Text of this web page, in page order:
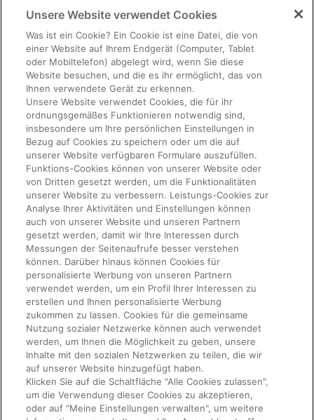
Unsere Website verwendet Cookies
Was ist ein Cookie? Ein Cookie ist eine Datei, die von
einer Website auf Ihrem Endgerät (Computer, Tablet
oder Mobiltelefon) abgelegt wird, wenn Sie diese
Website besuchen, und die es ihr ermöglicht, das von
Ihnen verwendete Gerät zu erkennen.
Unsere Website verwendet Cookies, die für ihr
ordnungsgemäßes Funktionieren notwendig sind,
insbesondere um Ihre persönlichen Einstellungen in
Bezug auf Cookies zu speichern oder um die auf
unserer Website verfügbaren Formulare auszufüllen.
Funktions-Cookies können von unserer Website oder
von Dritten gesetzt werden, um die Funktionalitäten
unserer Website zu verbessern. Leistungs-Cookies zur
Analyse Ihrer Aktivitäten und Einstellungen können
auch von unserer Website und unseren Partnern
gesetzt werden, damit wir Ihre Interessen durch
Messungen der Seitenaufrufe besser verstehen
können. Darüber hinaus können Cookies für
personalisierte Werbung von unseren Partnern
verwendet werden, um ein Profil Ihrer Interessen zu
erstellen und Ihnen personalisierte Werbung
zukommen zu lassen. Cookies für die gemeinsame
Nutzung sozialer Netzwerke können auch verwendet
werden, um Ihnen die Möglichkeit zu geben, unsere
Inhalte mit den sozialen Netzwerken zu teilen, die wir
auf unserer Website hinzugefügt haben.
Klicken Sie auf die Schaltfläche "Alle Cookies zulassen",
um die Verwendung dieser Cookies zu akzeptieren,
oder auf "Meine Einstellungen verwalten", um weitere